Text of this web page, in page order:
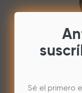
Sé el primero